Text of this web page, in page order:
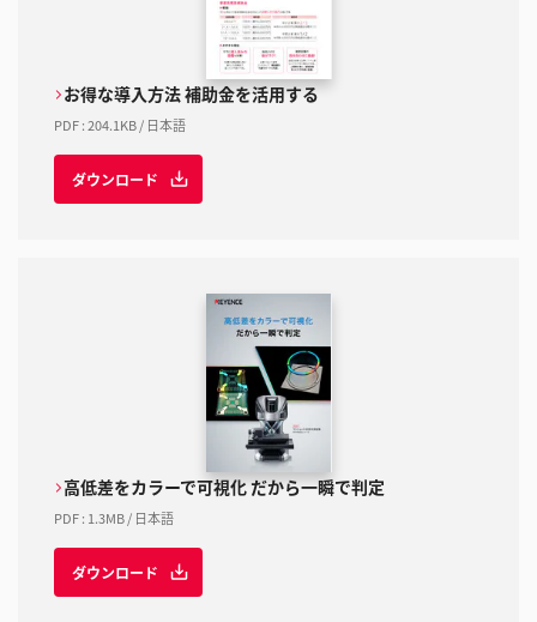
お得な導入方法 補助金を活用する
PDF:204.1KB/ 日本語
ダウンロード
高低差をカラーで可視化 だから一瞬で判定
PDF: 1.3MB/ 日本語
ダウンロード